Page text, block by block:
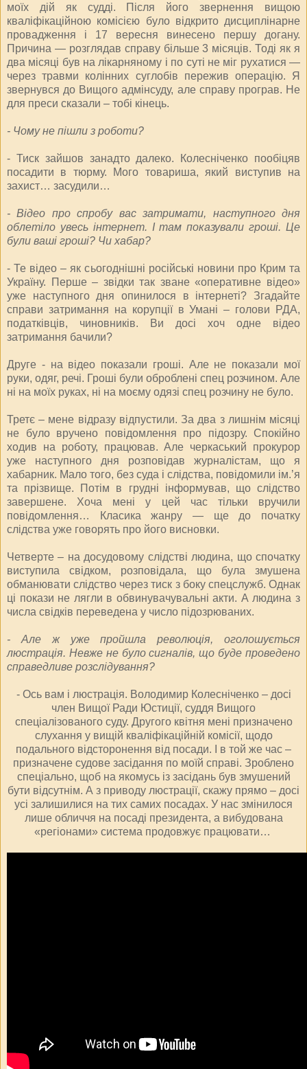
моїх дій як судді. Після його звернення вищою
кваліфікаційною комісією було відкрито дисциплінарне
провадження і 17 вересня винесено першу догану.
Причина — розглядав справу більше 3 місяців. Тоді як я
два місяці був на лікарняному і по суті не міг рухатися —
через травми колінних суглобів пережив операцію. Я
звернувся до Вищого адмінсуду, але справу програв. Не
для преси сказали – тобі кінець.
- Чому не пішли з роботи?
- Тиск зайшов занадто далеко. Колесніченко пообіцяв
посадити в тюрму. Мого товариша, який виступив на
захист… засудили…
- Відео про спробу вас затримати, наступного дня
облетіло увесь інтернет. І там показували гроші. Це
були ваші гроші? Чи хабар?
- Те відео – як сьогоднішні російські новини про Крим та
Україну. Перше – звідки так зване «оперативне відео»
уже наступного дня опинилося в інтернеті? Згадайте
справи затримання на корупції в Умані – голови РДА,
податківців, чиновників. Ви досі хоч одне відео
затримання бачили?
Друге - на відео показали гроші. Але не показали мої
руки, одяг, речі. Гроші були оброблені спец розчином. Але
ні на моїх руках, ні на моєму одязі спец розчину не було.
Третє – мене відразу відпустили. За два з лишнім місяці
не було вручено повідомлення про підозру. Спокійно
ходив на роботу, працював. Але черкаський прокурор
уже наступного дня розповідав журналістам, що я
хабарник. Мало того, без суда і слідства, повідомили ім.’я
та прізвище. Потім в грудні інформував, що слідство
завершене. Хоча мені у цей час тільки вручили
повідомлення… Класика жанру — ще до початку
слідства уже говорять про його висновки.
Четверте – на досудовому слідстві людина, що спочатку
виступила свідком, розповідала, що була змушена
обманювати слідство через тиск з боку спецслужб. Однак
ці покази не лягли в обвинувачувальні акти. А людина з
числа свідків переведена у число підозрюваних.
- Але ж уже пройшла революція, оголошується
люстрація. Невже не було сигналів, що буде проведено
справедливе розслідування?
- Ось вам і люстрація. Володимир Колесніченко – досі
член Вищої Ради Юстиції, суддя Вищого
спеціалізованого суду. Другого квітня мені призначено
слухання у вищій кваліфікаційній комісії, щодо
подального відсторонення від посади. І в той же час –
призначене судове засідання по моїй справі. Зроблено
спеціально, щоб на якомусь із засідань був змушений
бути відсутнім. А з приводу люстрації, скажу прямо – досі
усі залишилися на тих самих посадах. У нас змінилося
лише обличчя на посаді президента, а вибудована
«регіонами» система продовжує працювати…